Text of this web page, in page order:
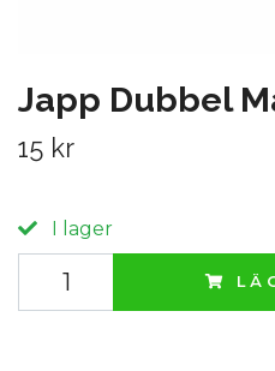
Japp Dubbel
15 kr
I lager